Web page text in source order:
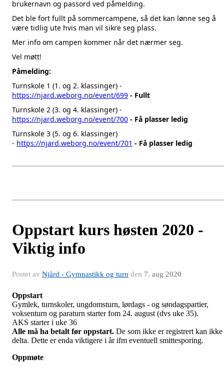
brukernavn og passord ved påmelding.
Det ble fort fullt på sommercampene, så det kan lønne seg å
være tidlig ute hvis man vil sikre seg plass.
Mer info om campen kommer når det nærmer seg.
Vel møtt!
Påmelding:
Turnskole 1 (1. og 2. klassinger) -
https://njard.weborg.no/event/699 - Fullt
Turnskole 2 (3. og 4. klassinger) -
https://njard.weborg.no/event/700 - Få plasser ledig
Turnskole 3 (5. og 6. klassinger)
- https://njard.weborg.no/event/701 - Få plasser ledig
Oppstart kurs høsten 2020 -
Viktig info
Postet av Njård - Gymnastikk og turn den 7. aug 2020
Oppstart
Gymlek, turnskoler, ungdomsturn, lørdags - og søndagspartier,
voksenturn og paraturn starter fom 24. august (dvs uke 35).
AKS starter i uke 36
Alle må ha betalt før oppstart. De som ikke er registrert kan ikke
delta. Dette er enda viktigere i år ifm eventuell smittesporing.
Oppmøte